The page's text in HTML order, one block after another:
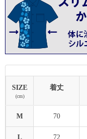
SIZE
(cm)
着丈
M 70
L 72